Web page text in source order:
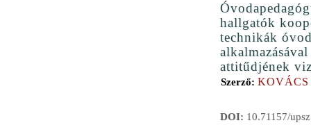
hallgatók
technikák
attitűdjének
Szerző:
DOI: 10.71157/